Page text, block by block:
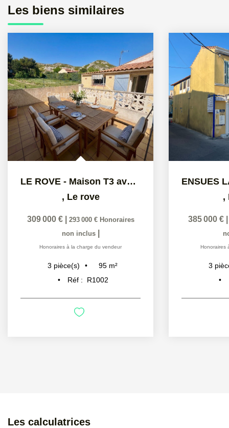
Les biens similaires
LE ROVE - Maison T3 avec studio indépendant et vue dégagée
, Le rove
309 000 € 293 000 € Honoraires
non inclus
Honoraires à la charge du vendeur
3 pièce(s) 95 m²
Réf :
R1002
,
385 000 €
Honoraires
3
Les calculatrices